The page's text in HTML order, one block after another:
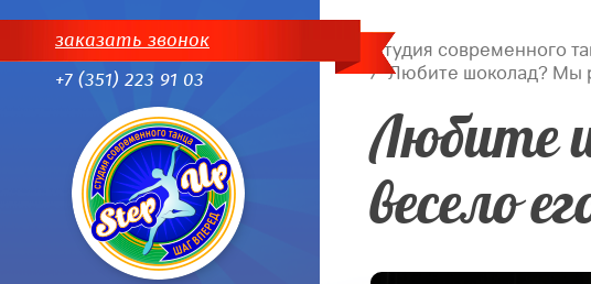
заказать звонок
+7 (351) 223 91 03
Студия современного
Любите шоколад? Мы
Любите
весело